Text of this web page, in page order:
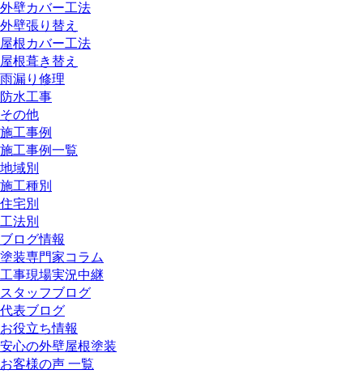
外壁カバー工法
外壁張り替え
屋根カバー工法
屋根葺き替え
雨漏り修理
防水工事
その他
施工事例
施工事例一覧
地域別
施工種別
住宅別
工法別
ブログ情報
塗装専門家コラム
工事現場実況中継
スタッフブログ
代表ブログ
お役立ち情報
安心の外壁屋根塗装
お客様の声 一覧